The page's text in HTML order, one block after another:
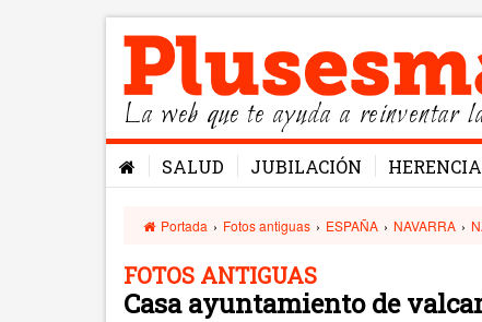
La web que te ayuda a reinventar
SALUD JUBILACIÓN
Portada › Fotos antiguas › ESPAÑA › NAVARRA ›
FOTOS ANTIGUAS
Casa ayuntamiento de